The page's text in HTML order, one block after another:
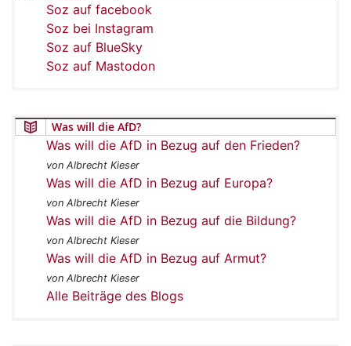
Soz auf facebook
Soz bei Instagram
Soz auf BlueSky
Soz auf Mastodon
Was will die AfD?
Was will die AfD in Bezug auf den Frieden?
von Albrecht Kieser
Was will die AfD in Bezug auf Europa?
von Albrecht Kieser
Was will die AfD in Bezug auf die Bildung?
von Albrecht Kieser
Was will die AfD in Bezug auf Armut?
von Albrecht Kieser
Alle Beiträge des Blogs